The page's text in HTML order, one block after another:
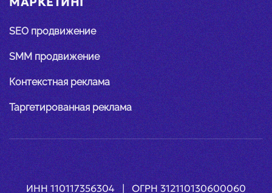
SEO продвижение
SMM продвижение
Контекстная реклама
Таргетированная реклама
ИНН 110117356304 | ОГРН 312110130600060